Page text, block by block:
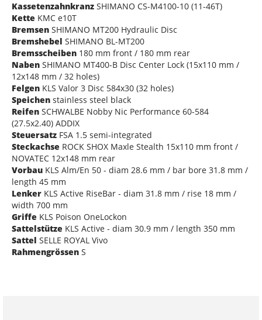
Kassetenzahnkranz SHIMANO CS-M4100-10 (11-46T)
Kette KMC e10T
Bremsen SHIMANO MT200 Hydraulic Disc
Bremshebel SHIMANO BL-MT200
Bremsscheiben 180 mm front / 180 mm rear
Naben SHIMANO MT400-B Disc Center Lock (15x110 mm /
12x148 mm / 32 holes)
Felgen KLS Valor 3 Disc 584x30 (32 holes)
Speichen stainless steel black
Reifen SCHWALBE Nobby Nic Performance 60-584
(27.5x2.40) ADDIX
Steuersatz FSA 1.5 semi-integrated
Steckachse ROCK SHOX Maxle Stealth 15x110 mm front /
NOVATEC 12x148 mm rear
Vorbau KLS Alm/En 50 - diam 28.6 mm / bar bore 31.8 mm /
length 45 mm
Lenker KLS Active RiseBar - diam 31.8 mm / rise 18 mm /
width 700 mm
Griffe KLS Poison OneLockon
Sattelstütze KLS Active - diam 30.9 mm / length 350 mm
Sattel SELLE ROYAL Vivo
Rahmengrössen S